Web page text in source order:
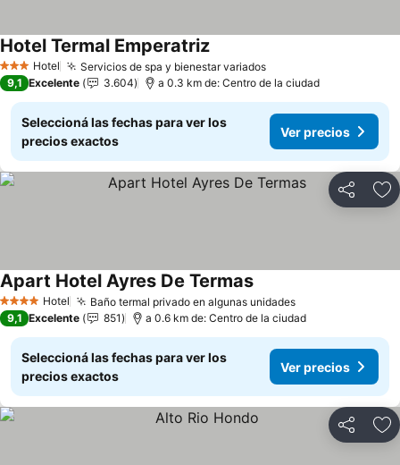
3 Estrellas
Hotel Servicios de spa y bienestar variadosVer precios
Hotel Termal EmperatrizVer precios
9,1 Excelente 3.604 a 0.3 km de: Centro de la ciudad
Seleccioná las fechas para ver los
precios exactos
Ver precios
Compartir
4 EstrellasHotel Baño termal privado en algunas unidadesVer precios
Apart Hotel Ayres De TermasVer precios
9,1 Excelente 851 a 0.6 km de: Centro de la ciudad
Seleccioná las fechas para ver los
precios exactos
Ver precios
Compartir